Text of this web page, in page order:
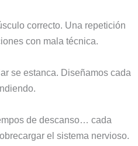
correcto. Una repetición
con mala técnica.
se estanca. Diseñamos cada
de descanso… cada
el sistema nervioso.